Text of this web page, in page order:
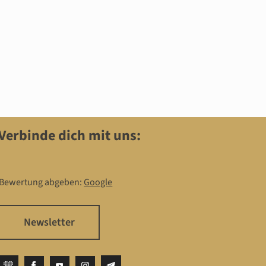
dich mit uns:
abgeben: Google
Newsletter